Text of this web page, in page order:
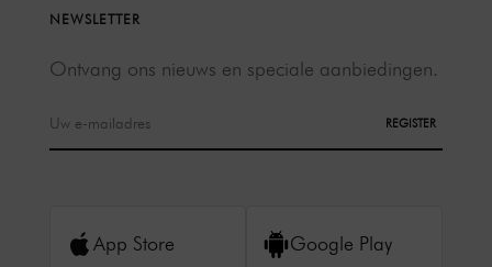
NEWSLETTER
Ontvang ons nieuws en speciale aanbiedingen.
REGISTER
App Store Google Play